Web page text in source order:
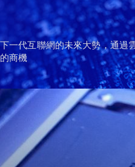
一代互聯網的未來大勢，通過
商機